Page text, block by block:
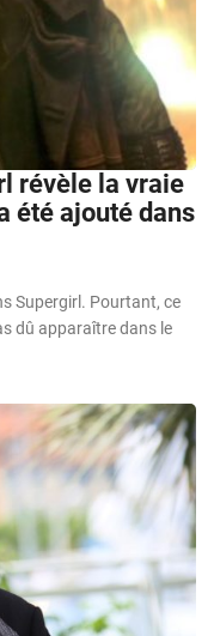
révèle la vraie
été ajouté dans
Supergirl. Pourtant, ce
dû apparaître dans le